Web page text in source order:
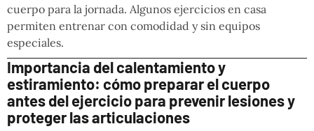
cuerpo para la jornada. Algunos ejercicios en casa
permiten entrenar con comodidad y sin equipos
especiales.
Importancia del calentamiento y
estiramiento: cómo preparar el cuerpo
antes del ejercicio para prevenir lesiones y
proteger las articulaciones